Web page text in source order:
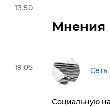
13:50
19:05
Мнения
Сеть
Социальную